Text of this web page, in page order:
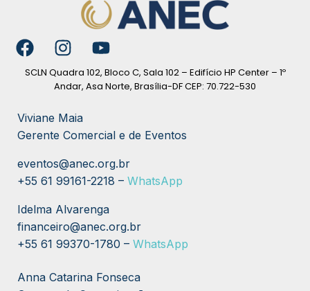
SCLN Quadra 102, Bloco C, Sala 102 – Edifício HP Center – 1º
Andar, Asa Norte, Brasília-DF CEP: 70.722-530
Viviane Maia
Gerente Comercial e de Eventos
eventos@anec.org.br
+55 61 99161-2218 – WhatsApp
Idelma Alvarenga
financeiro@anec.org.br
+55 61 99370-1780 – WhatsApp
Anna Catarina Fonseca